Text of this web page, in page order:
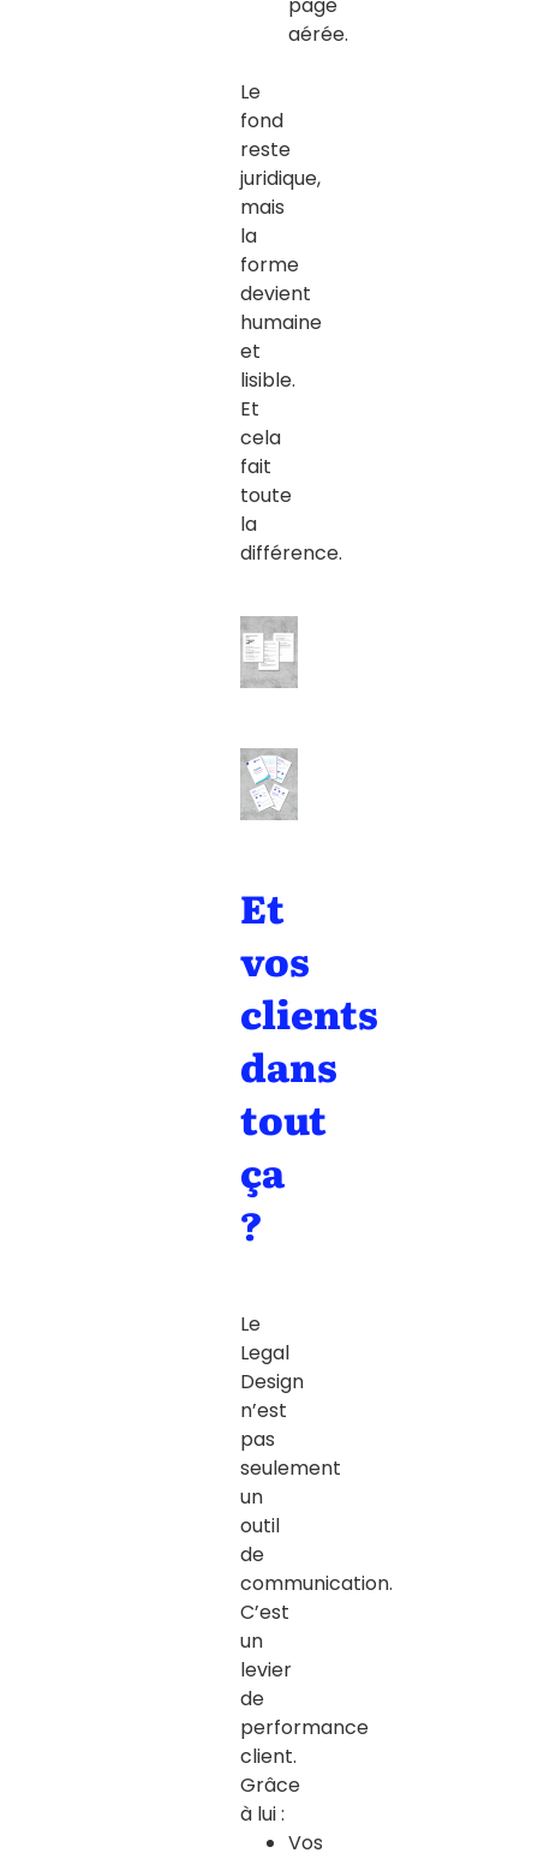
aérée.
Le
fond
reste
juridique,
mais
la
forme
devient
humaine
et
lisible.
Et
cela
fait
toute
la
différence.
Et
vos
clients
dans
tout
ça
?
Le
Legal
Design
n’est
pas
seulement
un
outil
de
communication.
C’est
un
levier
de
performance
client.
Grâce
à lui :
Vos